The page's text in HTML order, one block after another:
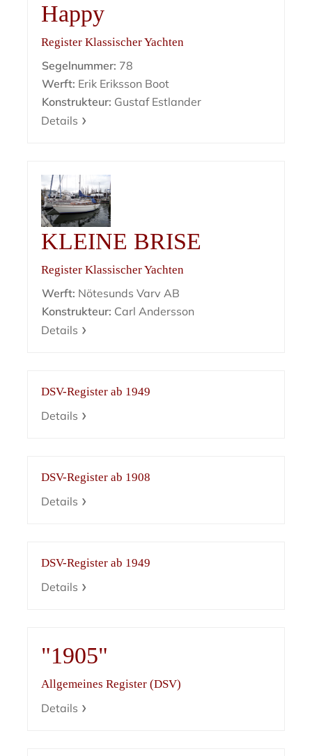
Happy
Register Klassischer Yachten
Segelnummer: 78
Werft: Erik Eriksson Boot
Konstrukteur: Gustaf Estlander
Details
KLEINE BRISE
Register Klassischer Yachten
Werft: Nötesunds Varv AB
Konstrukteur: Carl Andersson
Details
DSV-Register ab 1949
Details
DSV-Register ab 1908
Details
DSV-Register ab 1949
Details
"1905"
Allgemeines Register (DSV)
Details